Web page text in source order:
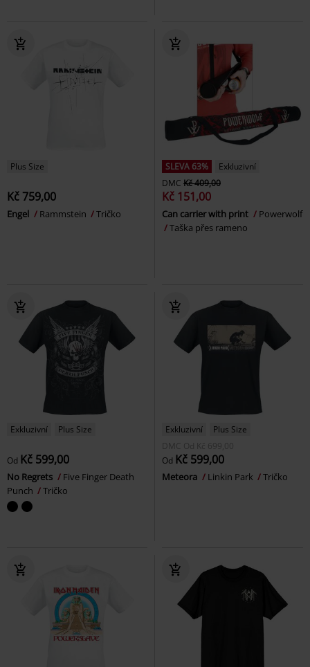
Plus Size
Kč 759,00
Engel Rammstein Tričko
SLEVA 63%
Exkluzivní
DMC Kč 409,00
Kč 151,00
Can carrier with print
Powerwolf
Taška přes rameno
Exkluzivní Plus Size
Od Kč 599,00
No Regrets
Five Finger Death
Punch
Tričko
Exkluzivní
Plus Size
DMC Od Kč 699,00
Od Kč 599,00
Meteora Linkin Park Tričko